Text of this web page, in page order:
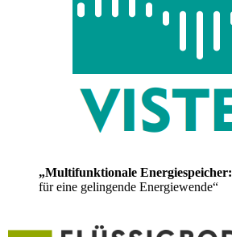
„Multifunktionale Energiespeicher:
für eine gelingende Energiewende“